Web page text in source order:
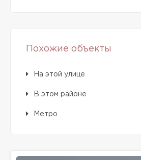
Похожие объекты
На этой улице
В этом районе
Метро